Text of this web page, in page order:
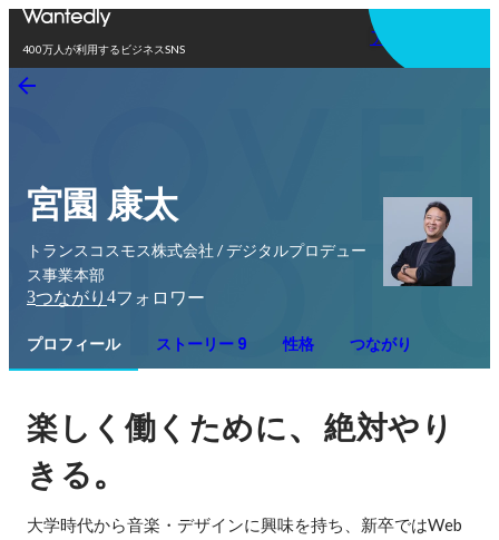
400万人が利用するビジネスSNS
アプリを使う
宮園 康太
トランスコスモス株式会社 / デジタルプロデュー
ス事業本部
3つながり 4フォロワー
プロフィール ストーリー 9 性格 つながり
楽しく働くために、絶対やり
きる。
大学時代から音楽・デザインに興味を持ち、新卒ではWeb